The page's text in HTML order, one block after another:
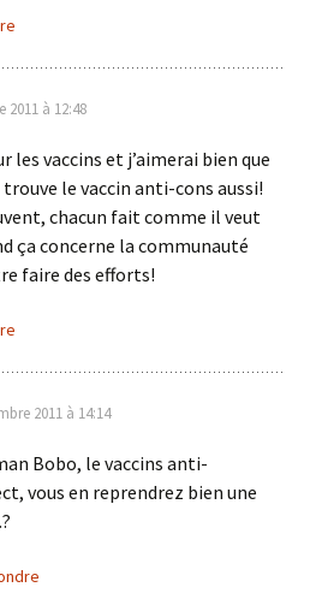
2011 à 12:48
les vaccins et j’aimerai bien que
trouve le vaccin anti-cons aussi!
chacun fait comme il veut
ça concerne la communauté
faire des efforts!
2011 à 14:14
Bobo, le vaccins anti-
vous en reprendrez bien une